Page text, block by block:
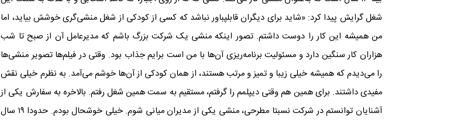
شغل گرایش پیدا کرد: «شاید برای دیگران قابلپباور نباشد که کسی از کودکی از شغل منشی‌گری خوشش بیاید، اما
من همیشه این کار را دوست داشتم. تصور اینکه منشی یک شرکت بزرگ باشم که مدیرعامل آن از صبح تا شب
هزاران کار سنگین دارد و مسئولیت برنامه‌ریزی آن‌ها با من است برایم جذاب بود. وقتی در فیلم‌ها تصویر منشی‌ها
را می‌دیدم که همیشه خیلی زیبا و تمیز و مرتب هستند، از همان کودکی از آن‌ها خوشم می‌آمد. به نظرم خیلی نقش
مفیدی داشتند. برای همین هم وقتی دیپلمم را گرفتم، مستقیم به سمت همین شغل رفتم. بالاخره به سفارش یکی از
آشنایان توانستم در شرکت نسبتا مطرحی، منشی یکی از مدیران میانی شوم. خیلی خوشحال بودم. حدودا ۱۹ سال